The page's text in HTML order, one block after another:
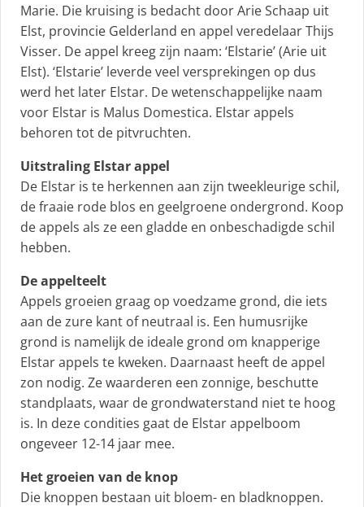
Marie. Die kruising is bedacht door Arie Schaap uit
Elst, provincie Gelderland en appel veredelaar Thijs
Visser. De appel kreeg zijn naam: ‘Elstarie’ (Arie uit
Elst). ‘Elstarie’ leverde veel versprekingen op dus
werd het later Elstar. De wetenschappelijke naam
voor Elstar is Malus Domestica. Elstar appels
behoren tot de pitvruchten.
Uitstraling Elstar appel
De Elstar is te herkennen aan zijn tweekleurige schil,
de fraaie rode blos en geelgroene ondergrond. Koop
de appels als ze een gladde en onbeschadigde schil
hebben.
De appelteelt
Appels groeien graag op voedzame grond, die iets
aan de zure kant of neutraal is. Een humusrijke
grond is namelijk de ideale grond om knapperige
Elstar appels te kweken. Daarnaast heeft de appel
zon nodig. Ze waarderen een zonnige, beschutte
standplaats, waar de grondwaterstand niet te hoog
is. In deze condities gaat de Elstar appelboom
ongeveer 12-14 jaar mee.
Het groeien van de knop
Die knoppen bestaan uit bloem- en bladknoppen.